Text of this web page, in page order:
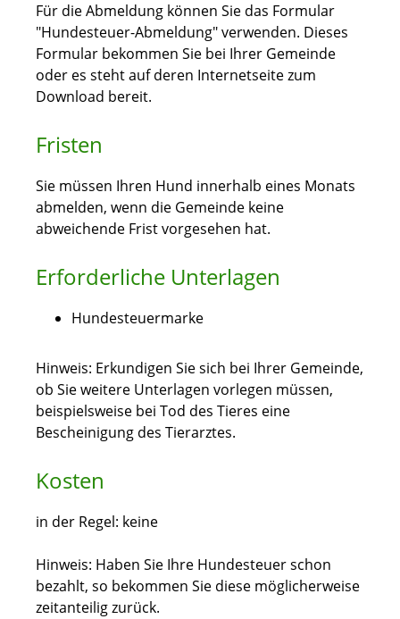
Für die Abmeldung können Sie das Formular
"Hundesteuer-Abmeldung" verwenden. Dieses
Formular bekommen Sie bei Ihrer Gemeinde
oder es steht auf deren Internetseite zum
Download bereit.
Fristen
Sie müssen Ihren Hund innerhalb eines Monats
abmelden, wenn die Gemeinde keine
abweichende Frist vorgesehen hat.
Erforderliche Unterlagen
Hundesteuermarke
Hinweis: Erkundigen Sie sich bei Ihrer Gemeinde,
ob Sie weitere Unterlagen vorlegen müssen,
beispielsweise bei Tod des Tieres eine
Bescheinigung des Tierarztes.
Kosten
in der Regel: keine
Hinweis: Haben Sie Ihre Hundesteuer schon
bezahlt, so bekommen Sie diese möglicherweise
zeitanteilig zurück.